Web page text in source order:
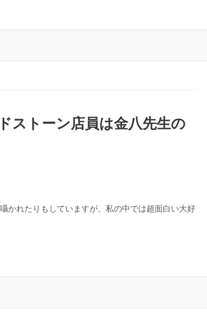
ストーン店員は金八先生の
かれたりもしていますが、私の中では超面白い大好